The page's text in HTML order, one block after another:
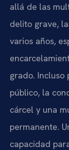
allá de las
delito grave,
varios años,
grado. Incluso
público, la
cárcel y una
permanente.
capacidad